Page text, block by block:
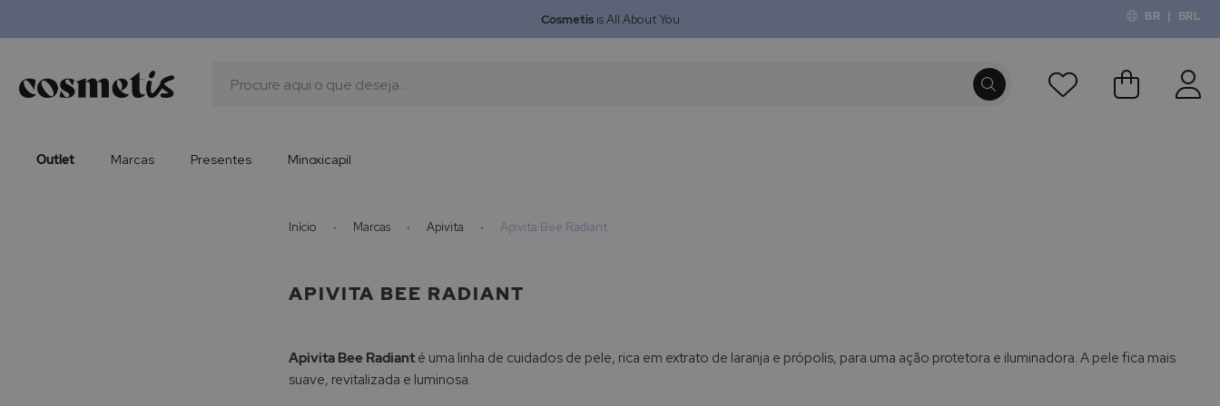
BR | BRL
Cosmetisis All About You
Procura
O Meu
Presentes
Minoxicapil
Outlet Marcas Presentes Minoxicapil
Início Marcas Apivita Apivita Bee Radiant
APIVITA BEE RADIANT
Apivita Bee Radianté uma linha de cuidados de pele, rica em extrato de laranja e própolis, para uma ação protetora e iluminadora. A pele fica mais
suave, revitalizada e luminosa.